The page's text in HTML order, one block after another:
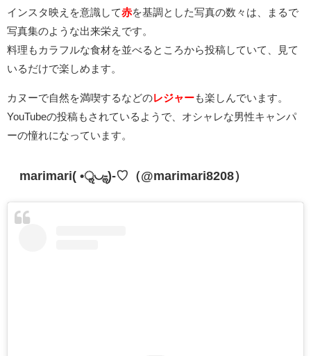
インスタ映えを意識して赤を基調とした写真の数々は、まるで
写真集のような出来栄えです。
料理もカラフルな食材を並べるところから投稿していて、見て
いるだけで楽しめます。
カヌーで自然を満喫するなどのレジャー も楽しんでいます。
YouTubeの投稿もされているようで、オシャレな男性キャンパ
ーの憧れになっています。
marimari( •ॢ◡-ॢ)-♡（@marimari8208）